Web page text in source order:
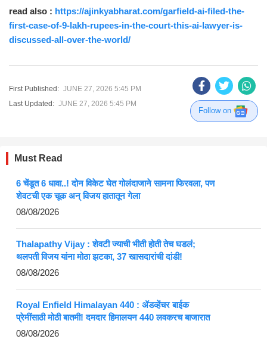
read also : https://ajinkyabharat.com/garfield-ai-filed-the-
first-case-of-9-lakh-rupees-in-the-court-this-ai-lawyer-is-
discussed-all-over-the-world/
First Published: JUNE 27, 2026 5:45 PM
Last Updated: JUNE 27, 2026 5:45 PM
Follow on
Must Read
6 चेंडूत 6 धावा..! दोन विकेट घेत गोलंदाजाने सामना फिरवला, पण
शेवटची एक चूक अन् विजय हातातून गेला
08/08/2026
Thalapathy Vijay : शेवटी ज्याची भीती होती तेच घडलं;
थलपती विजय यांना मोठा झटका, 37 खासदारांची दांडी!
08/08/2026
Royal Enfield Himalayan 440 : ॲडव्हेंचर बाईक
प्रेमींसाठी मोठी बातमी! दमदार हिमालयन 440 लवकरच बाजारात
08/08/2026